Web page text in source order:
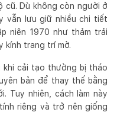
cũ. Dù không còn người ở
vẫn lưu giữ nhiều chi tiết
niên 1970 như thảm trải
kính trang trí mờ.
cải tạo thường bị tháo
bản để thay thế bằng
Tuy nhiên, cách làm này
riêng và trở nên giống